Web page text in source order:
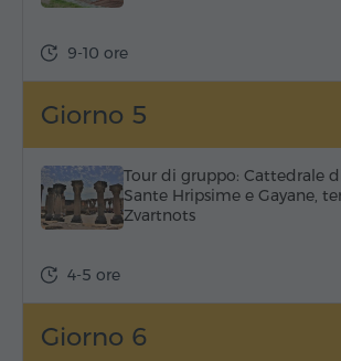
9-10 ore
Giorno 5
Tour di gruppo: Cattedrale
Sante Hripsime e Gayane,
Zvartnots
4-5 ore
Giorno 6